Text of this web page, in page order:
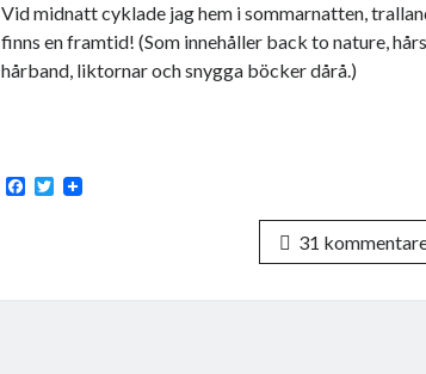
Vid midnatt cyklade jag hem i sommarnatten,
finns en framtid! (Som innehåller back to nature,
hårband, liktornar och snygga böcker dårå.)
F
T
31